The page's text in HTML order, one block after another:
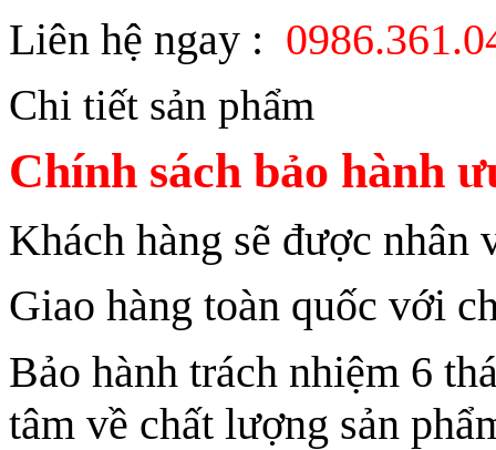
Liên hệ ngay :
Chi tiết sản phẩm
Chính sách bảo hành
Khách hàng sẽ được
Giao hàng toàn quốc với
Bảo hành trách nhiệm 6
tâm về chất lượng sản